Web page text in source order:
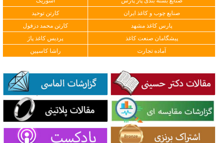
صنایع چوب و کاغذ ایران
کارتن توحید
پارس کاغذ مشهد
کارتن محمد دزفول
پیشگامان صنعت کاغذ
پردیس کاغذ پاژ
آماده تجارت
راشا کاسپین